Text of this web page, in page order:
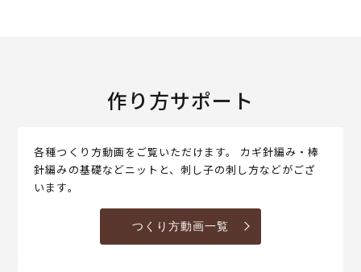
作り方サポート
各種つくり方動画をご覧いただけます。 カギ針編み・棒
針編みの基礎などニットと、刺し子の刺し方などがござ
います。
つくり方動画一覧